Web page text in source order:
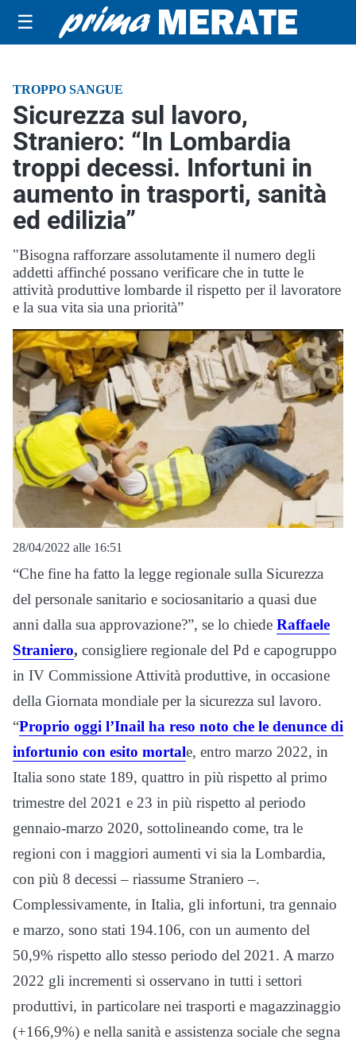
☰
TROPPO SANGUE
Sicurezza sul lavoro,
Straniero: “In Lombardia
troppi decessi. Infortuni in
aumento in trasporti, sanità
ed edilizia”
"Bisogna rafforzare assolutamente il numero degli
addetti affinché possano verificare che in tutte le
attività produttive lombarde il rispetto per il lavoratore
e la sua vita sia una priorità”
28/04/2022 alle 16:51
“Che fine ha fatto la legge regionale sulla Sicurezza
del personale sanitario e sociosanitario a quasi due
anni dalla sua approvazione?”, se lo chiede Raffaele
Straniero, consigliere regionale del Pd e capogruppo
in IV Commissione Attività produttive, in occasione
della Giornata mondiale per la sicurezza sul lavoro.
“Proprio oggi l’Inail ha reso noto che le denunce di
infortunio con esito mortale, entro marzo 2022, in
Italia sono state 189, quattro in più rispetto al primo
trimestre del 2021 e 23 in più rispetto al periodo
gennaio-marzo 2020, sottolineando come, tra le
regioni con i maggiori aumenti vi sia la Lombardia,
con più 8 decessi – riassume Straniero –.
Complessivamente, in Italia, gli infortuni, tra gennaio
e marzo, sono stati 194.106, con un aumento del
50,9% rispetto allo stesso periodo del 2021. A marzo
2022 gli incrementi si osservano in tutti i settori
produttivi, in particolare nei trasporti e magazzinaggio
(+166,9%) e nella sanità e assistenza sociale che segna